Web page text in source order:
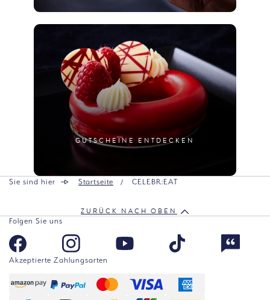
GUTSCHEINE ENTDECKEN
Sie sind hier Startseite CELEBR:EAT
ZURÜCK NACH OBEN
Folgen Sie uns
Akzeptierte Zahlungsarten